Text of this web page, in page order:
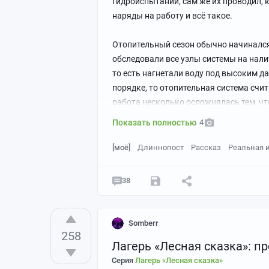
наряды на работу и всё такое.
Отопительный сезон обычно
обследовали все узлы системы на
то есть нагнетали воду под высоким
порядке, то отопительная система
работа несколько осложнялась тем,
зимние каникулы, но топить пустые
как оптимизировать схему
Январская смена 1992 года
ворота в берёзовой аллее (жёлтый
и на развилке уходил в лес на
заглянуть в водонапорную башню. С
барахлящего насоса, так что при
Показать полностью 4
[моё] Длиннопост Рассказ Реальная
38
258
Somberr
Лагерь «Лесная сказка»:
Серия Лагерь «Лесная сказка»